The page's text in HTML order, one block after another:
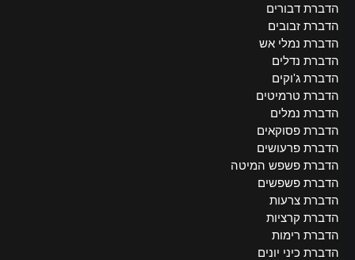
הדברת דבורים
הדברת זבובים
הדברת נמלי אש
הדברת נדלים
הדברת ג'וקים
הדברת טרמיטים
הדברת נמלים
הדברת פסוקאים
הדברת פרעושים
הדברת פשפש המיטה
הדברת פשפשים
הדברת צרעות
הדברת קרציות
הדברת רימות
הדברת כיני יונים